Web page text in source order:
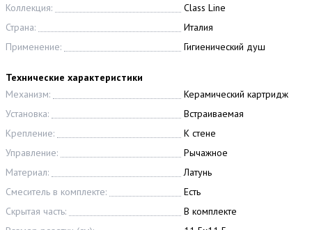
Коллекция:
Class Line
Страна:
Италия
Применение:
Гигиенический душ
Технические характеристики
Механизм:
Керамический картридж
Установка:
Встраиваемая
Крепление:
К стене
Управление:
Рычажное
Материал:
Латунь
Смеситель в комплекте:
Есть
Скрытая часть:
В комплекте